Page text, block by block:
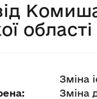
області
Зміна
Зміна